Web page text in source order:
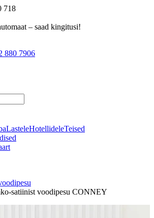
718
– saad kingitusi!
880 7906
LasteleHotellideleTeised
satiinist voodipesu CONNEY